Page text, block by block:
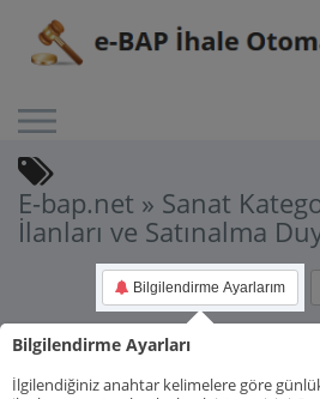
E-bap.net » Sanat
İlanları ve Satınalma
Bilgilendirme Ayarlarım
Bilgilendirme Ayarları
İlgilendiğiniz anahtar kelimelere göre